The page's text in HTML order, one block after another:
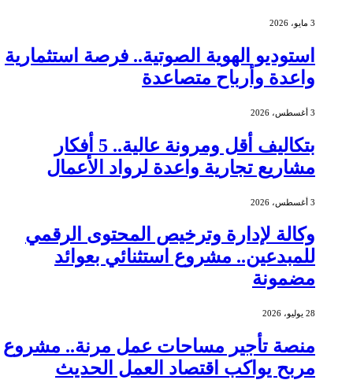
3 مايو، 2026
استوديو الهوية الصوتية.. فرصة استثمارية
واعدة وأرباح متصاعدة
3 أغسطس، 2026
بتكاليف أقل ومرونة عالية.. 5 أفكار
مشاريع تجارية واعدة لرواد الأعمال
3 أغسطس، 2026
وكالة لإدارة وترخيص المحتوى الرقمي
للمبدعين.. مشروع استثنائي بعوائد
مضمونة
28 يوليو، 2026
منصة تأجير مساحات عمل مرنة.. مشروع
مربح يواكب اقتصاد العمل الحديث